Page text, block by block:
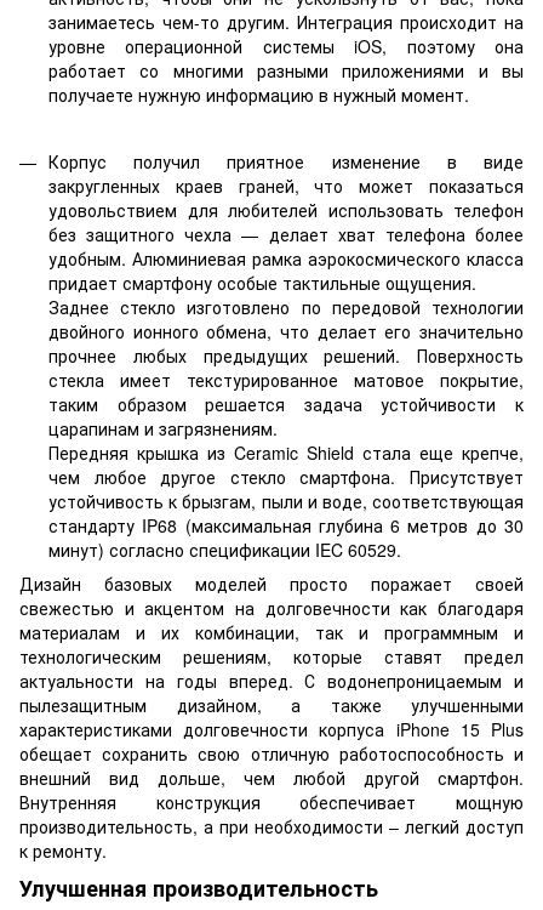
занимаетесь чем-то другим. Интеграция происходит на
уровне операционной системы iOS, поэтому она
работает со многими разными приложениями и вы
получаете нужную информацию в нужный момент.
Корпус получил приятное изменение в виде
закругленных краев граней, что может показаться
удовольствием для любителей использовать телефон
без защитного чехла — делает хват телефона более
удобным. Алюминиевая рамка аэрокосмического класса
придает смартфону особые тактильные ощущения.
Заднее стекло изготовлено по передовой технологии
двойного ионного обмена, что делает его значительно
прочнее любых предыдущих решений. Поверхность
стекла имеет текстурированное матовое покрытие,
таким образом решается задача устойчивости к
царапинам и загрязнениям.
Передняя крышка из Ceramic Shield стала еще крепче,
чем любое другое стекло смартфона. Присутствует
устойчивость к брызгам, пыли и воде, соответствующая
стандарту IP68 (максимальная глубина 6 метров до 30
минут) согласно спецификации IEC 60529.
Дизайн базовых моделей просто поражает своей
свежестью и акцентом на долговечности как благодаря
материалам и их комбинации, так и программным и
технологическим решениям, которые ставят предел
актуальности на годы вперед. С водонепроницаемым и
пылезащитным дизайном, а также улучшенными
характеристиками долговечности корпуса iPhone 15 Plus
обещает сохранить свою отличную работоспособность и
внешний вид дольше, чем любой другой смартфон.
Внутренняя конструкция обеспечивает мощную
производительность, а при необходимости – легкий доступ
к ремонту.
Улучшенная производительность